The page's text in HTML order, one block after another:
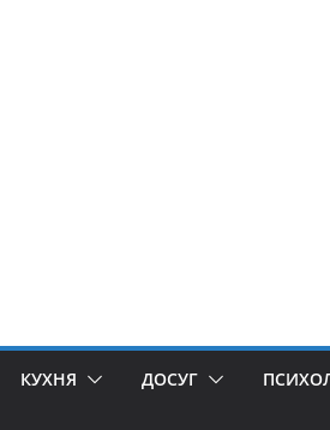
КУХНЯ ДОСУГ